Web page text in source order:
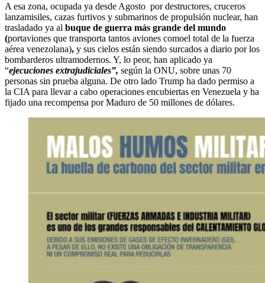
A esa zona, ocupada ya desde Agosto por destructores, cruceros
lanzamisiles, cazas furtivos y submarinos de propulsión nuclear, han
trasladado ya al buque de guerra más grande del mundo
(portaviones que transporta tantos aviones comoel total de la fuerza
aérea venezolana), y sus cielos están siendo surcados a diario por los
bombarderos ultramodernos. Y, lo peor, han aplicado ya
“ejecuciones extrajudiciales”, según la ONU, sobre unas 70
personas sin prueba alguna. De otro lado Trump ha dado permiso a
la CIA para llevar a cabo operaciones encubiertas en Venezuela y ha
fijado una recompensa por Maduro de 50 millones de dólares.